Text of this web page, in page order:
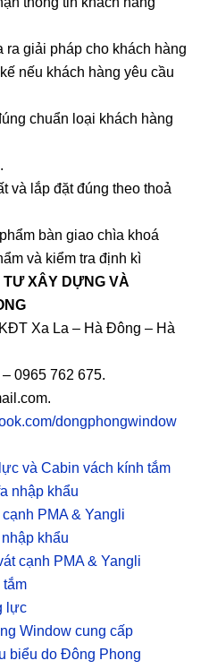
giải pháp cho khách hàng
nếu khách hàng yêu cầu
chuẩn loại khách hàng
và lắp đặt đúng theo thoả
bàn giao chìa khoá
và kiểm tra định kì
XÂY DỰNG VÀ
Xa La – Hà Đông – Hà
0965 762 675.
dongphongwindow
và Cabin vách kính tắm
nhập khẩu
PMA & Yangli
khẩu
cạnh PMA & Yangli
tắm
lực
Window cung cấp
biểu do Đông Phong